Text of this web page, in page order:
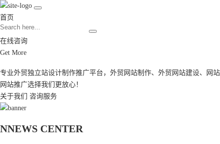
首页
在线咨询
Get More
专业外贸独立站设计制作推广平台， 外贸网站制作、 外贸网站建设、
网站
网站推广选择我们更放心！
关于我们
咨询服务
NNEWS CENTER